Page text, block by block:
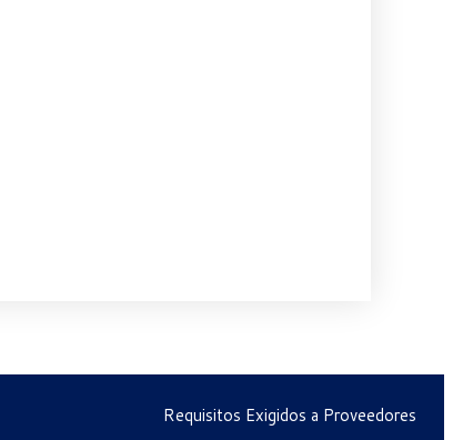
Requisitos Exigidos a Proveedores